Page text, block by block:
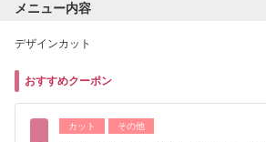
メニュー内容
デザインカット
おすすめクーポン
カット その他